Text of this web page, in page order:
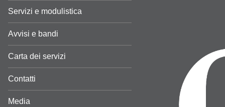
Servizi e modulistica
Avvisi e bandi
Carta dei servizi
Contatti
Media